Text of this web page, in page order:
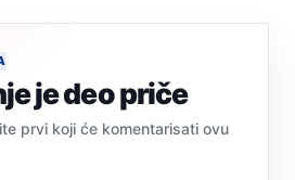
je deo priče
prvi koji će komentarisati ovu